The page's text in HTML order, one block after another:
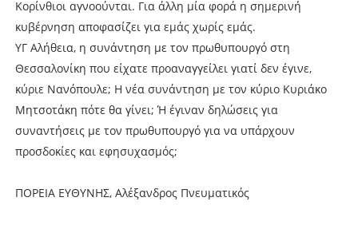
Κορίνθιοι αγνοούνται. Για άλλη μία φορά η σημερινή
κυβέρνηση αποφασίζει για εμάς χωρίς εμάς.
ΥΓ Αλήθεια, η συνάντηση με τον πρωθυπουργό στη
Θεσσαλονίκη που είχατε προαναγγείλει γιατί δεν έγινε,
κύριε Νανόπουλε; Η νέα συνάντηση με τον κύριο Κυριάκο
Μητσοτάκη πότε θα γίνει; Ή έγιναν δηλώσεις για
συναντήσεις με τον πρωθυπουργό για να υπάρχουν
προσδοκίες και εφησυχασμός;
ΠΟΡΕΙΑ ΕΥΘΥΝΗΣ, Αλέξανδρος Πνευματικός